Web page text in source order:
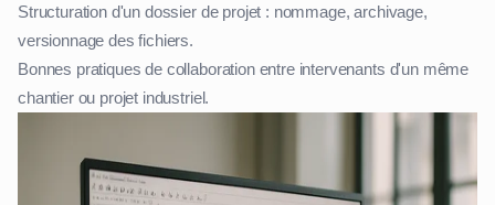
Structuration d'un dossier de projet : nommage, archivage,
versionnage des fichiers.
Bonnes pratiques de collaboration entre intervenants d'un même
chantier ou projet industriel.